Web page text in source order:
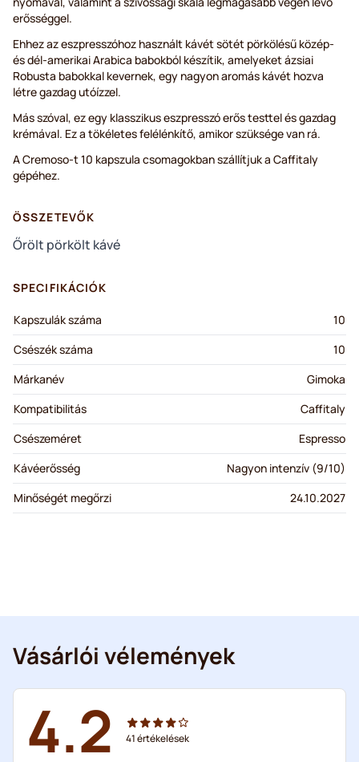
erősséggel.
Ehhez az eszpresszóhoz használt kávét sötét pörkölésű közép-
és dél-amerikai Arabica babokból készítik, amelyeket ázsiai
Robusta babokkal kevernek, egy nagyon aromás kávét hozva
létre gazdag utóízzel.
Más szóval, ez egy klasszikus eszpresszó erős testtel és gazdag
krémával. Ez a tökéletes felélénkítő, amikor szüksége van rá.
A Cremoso-t 10 kapszula csomagokban szállítjuk a Caffitaly
gépéhez.
ÖSSZETEVŐK
Őrölt pörkölt kávé
SPECIFIKÁCIÓK
Kapszulák száma
10
Csészék száma
10
Márkanév
Gimoka
Kompatibilitás
Caffitaly
Csészeméret
Espresso
Kávéerősség
Nagyon intenzív (9/10)
Minőségét megőrzi
24.10.2027
Vásárlói vélemények
4.2 41értékelések